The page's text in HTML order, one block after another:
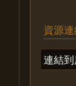
資源
連結